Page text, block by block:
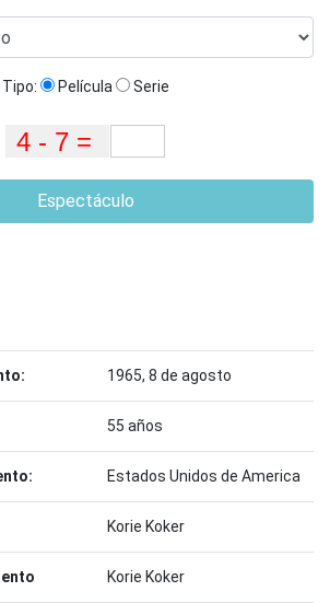
Tipo: Película Serie
Espectáculo
1965, 8 de agosto
55 años
Estados Unidos de America
Korie Koker
Korie Koker